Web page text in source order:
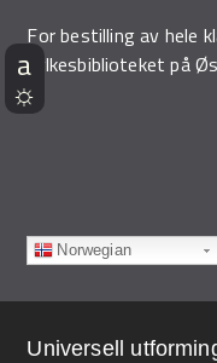
For bestilling av hele
fylkesbiblioteket på
Norwegian
Universell